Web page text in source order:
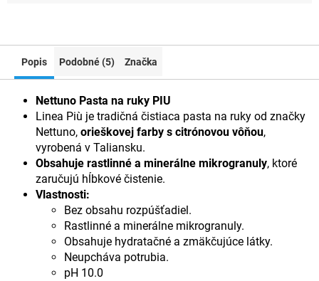
Popis Podobné (5) Značka
Nettuno Pasta na ruky PIU
Linea Più je tradičná čistiaca pasta na ruky od značky
Nettuno, orieškovej farby s citrónovou vôňou,
vyrobená v Taliansku.
Obsahuje rastlinné a minerálne mikrogranuly, ktoré
zaručujú hĺbkové čistenie.
Vlastnosti:
Bez obsahu rozpúšťadiel.
Rastlinné a minerálne mikrogranuly.
Obsahuje hydratačné a zmäkčujúce látky.
Neupcháva potrubia.
pH 10.0